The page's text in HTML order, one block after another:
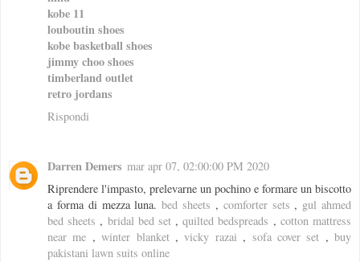
kobe 11
louboutin shoes
kobe basketball shoes
jimmy choo shoes
timberland outlet
retro jordans
Rispondi
Darren Demers mar apr 07, 02:00:00 PM 2020
Riprendere l'impasto, prelevarne un pochino e formare un biscotto
a forma di mezza luna.bed sheets , comforter sets , gul ahmed
bed sheets , bridal bed set,quilted bedspreads , cotton mattress
near me ,winter blanket,vicky razai , sofa cover set ,buy
pakistani lawn suits online